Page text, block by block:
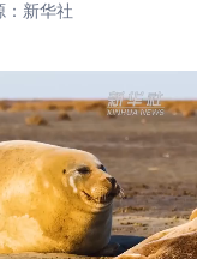
子 体育
康
片 政务
：新华社